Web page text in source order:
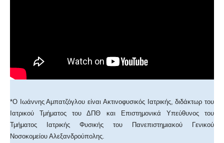
*Ο Ιωάννης Αμπατζόγλου είναι Ακτινοφυσικός Ιατρικής, διδάκτωρ του
Ιατρικού Τμήματος του ΔΠΘ και Επιστημονικά Υπεύθυνος του
Τμήματος Ιατρικής Φυσικής του Πανεπιστημιακού Γενικού
Νοσοκομείου Αλεξανδρούπολης.